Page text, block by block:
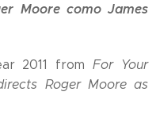
Moore como James
2011 from For Your
Roger Moore as